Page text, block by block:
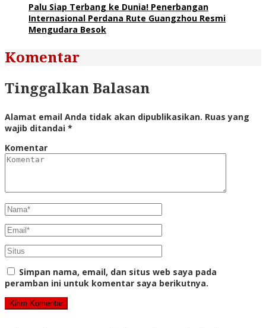
Palu Siap Terbang ke Dunia! Penerbangan
Internasional Perdana Rute Guangzhou Resmi
Mengudara Besok
Komentar
Tinggalkan Balasan
Alamat email Anda tidak akan dipublikasikan. Ruas yang
wajib ditandai *
Komentar
Simpan nama, email, dan situs web saya pada
peramban ini untuk komentar saya berikutnya.